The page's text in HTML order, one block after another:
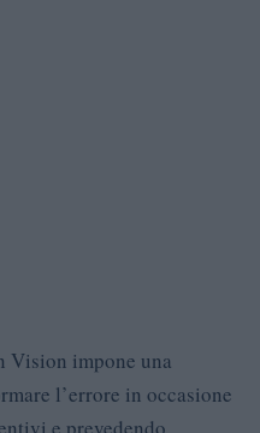
Vision impone una
l’errore in occasione